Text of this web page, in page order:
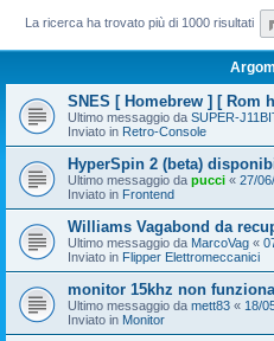
La ricerca ha trovato più di 1000 risultati
SNES [ Homebrew ] [ Rom
Ultimo messaggio da SUPER-
Inviato in Retro-Console
HyperSpin 2 (beta)
Ultimo messaggio da pucci « 27/
Inviato in Frontend
Williams Vagabond da
Ultimo messaggio da MarcoVag «
Inviato in Flipper Elettromeccanici
monitor 15khz non
Ultimo messaggio da mett83 « 18/
Inviato in Monitor